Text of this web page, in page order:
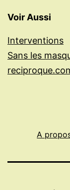
Voir Aussi
Interventions
Sans les
A